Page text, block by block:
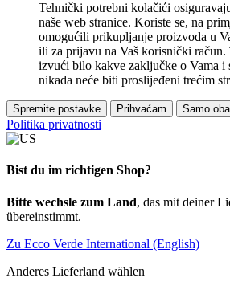
Tehnički potrebni kolačići
naše web stranice. Koriste se, na
omogućili prikupljanje proizvoda u
ili za prijavu na Vaš korisnički račun.
izvući bilo kakve zaključke o Vama i
nikada neće biti proslijeđeni trećim
Spremite postavke Prihvaćam Samo
Politika privatnosti
Bist du im richtigen Shop?
Bitte wechsle zum Land, das mit deiner
übereinstimmt.
Zu Ecco Verde International (English)
Anderes Lieferland wählen